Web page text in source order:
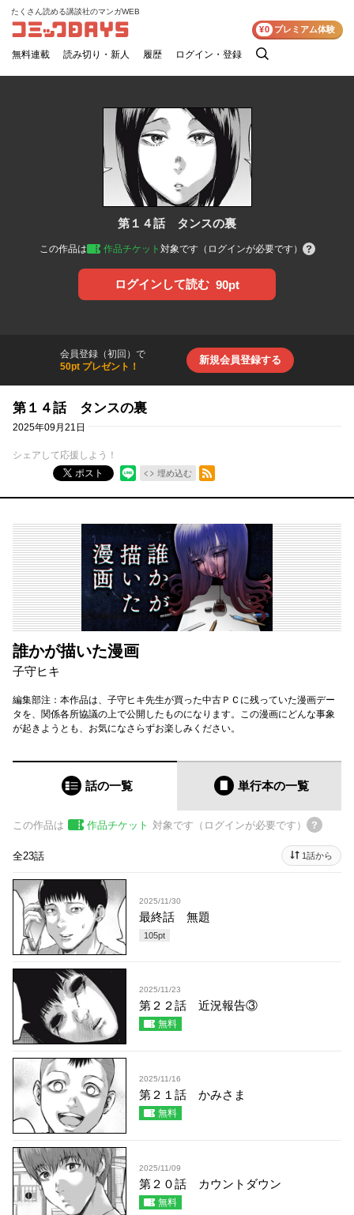
コミックDAYS
たくさん読める講談社のマンガWEB
無料連載 読み切り・新人 履歴 ログイン・登録
検
¥0 プレミアム体験
第１４話 タンスの裏
この作品は 作品チケット 対象です（ログインが必要です）
ログインして読む 90pt
会員登録（初回）で
50pt プレゼント！
新規会員登録する
第１４話 タンスの裏
2025年09月21日
シェアして応援しよう！
ポスト
埋め込む
RSSフィード
誰かが描いた漫画
子守ヒキ
編集部注：本作品は、子守ヒキ先生が買った中古ＰＣに残っていた漫画デー
タを、関係各所協議の上で公開したものになります。この漫画にどんな事象
が起きようとも、お気になさらずお楽しみください。
話の一覧 単行本の一覧
この作品は 作品チケット 対象です（ログインが必要です）
全23話 1話から
2025/11/30
最終話 無題
105pt
2025/11/23
第２２話 近況報告③
無料
2025/11/16
第２１話 かみさま
無料
2025/11/09
第２０話 カウントダウン
無料